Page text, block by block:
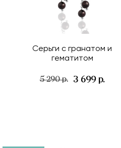
Серьги с гранатом и
гематитом
5 290 р. 3 699 р.